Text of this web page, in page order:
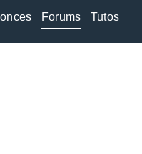
Forums Tutos